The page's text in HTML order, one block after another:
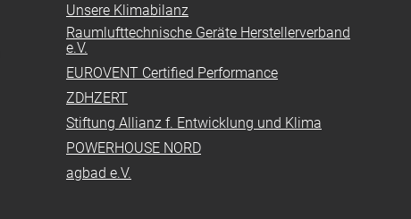
Unsere Klimabilanz
Raumlufttechnische Geräte Herstellerverband
e.V.
EUROVENT Certified Performance
ZDHZERT
Stiftung Allianz f. Entwicklung und Klima
POWERHOUSE NORD
agbad e.V.